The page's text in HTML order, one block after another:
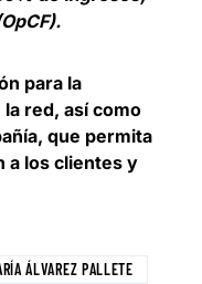
para la
red, así como
que permita
a los clientes y
ÁLVAREZ PALLETE